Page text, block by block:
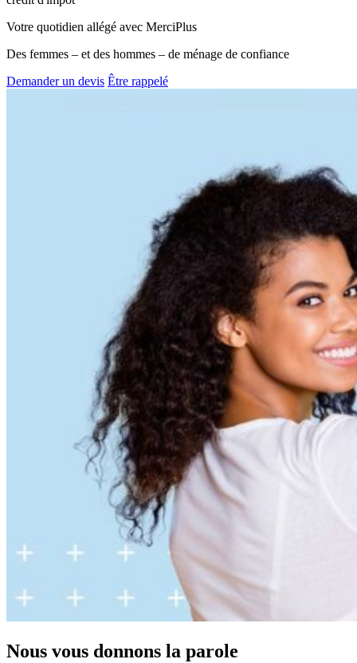
Votre quotidien allégé avec MerciPlus
Des femmes – et des hommes – de ménage de confiance
Demander un devis Être rappelé
Nous vous donnons la parole